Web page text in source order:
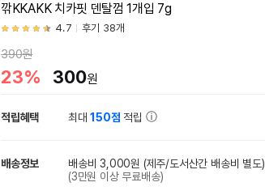
깎KKAKK 치카핏 덴탈껌 1개입 7g
4.7 후기 38개
390원
23% 300원
적립혜택 최대150점 적립
배송정보 배송비 3,000원 (제주/도서산간 배송비 별도)
(3만원 이상 무료배송)